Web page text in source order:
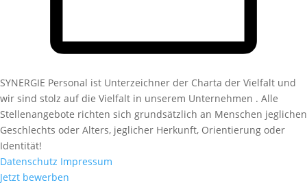
SYNERGIE Personal ist Unterzeichner der Charta der Vielfalt und
wir sind stolz auf die Vielfalt in unserem Unternehmen . Alle
Stellenangebote richten sich grundsätzlich an Menschen jeglichen
Geschlechts oder Alters, jeglicher Herkunft, Orientierung oder
Identität!
Datenschutz Impressum
Jetzt bewerben